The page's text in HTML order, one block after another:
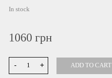
In stock
1060 грн
- + ADD TO CART